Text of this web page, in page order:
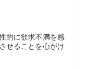
的に欲求不満を感
せることを心がけ